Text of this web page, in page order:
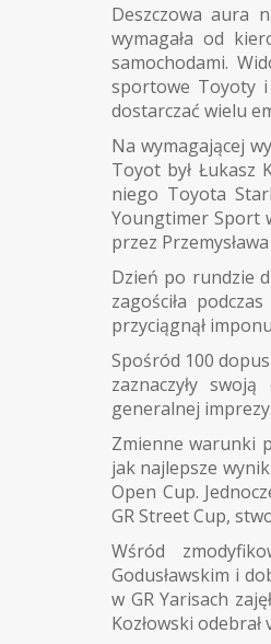
Deszczowa aura
wymagała od
samochodami.
sportowe Toyoty
dostarczać wielu
Na wymagającej
Toyot był Łukasz
niego Toyota
Youngtimer Sport
przez
Dzień po rundzie
zagościła
przyciągnął
Spośród 100
zaznaczyły
generalnej imprezy.
Zmienne warunki
jak najlepsze
Open Cup.
GR Street Cup,
Wśród
Godusławskim i
w GR Yarisach
Kozłowski